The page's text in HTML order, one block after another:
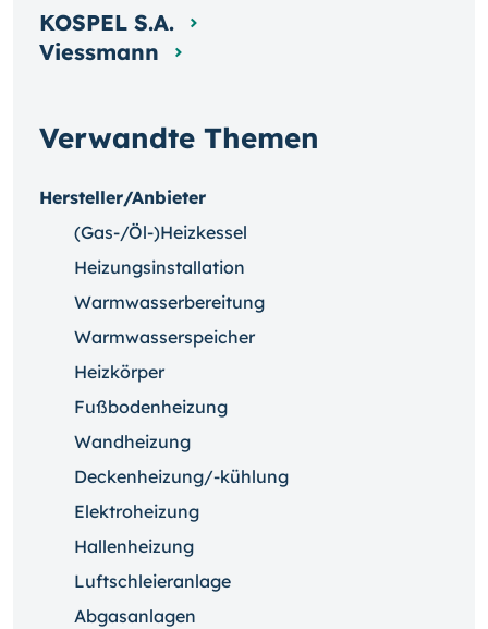
Verwandte Themen
Hersteller/Anbieter
(Gas-/Öl-)Heizkessel
Heizungsinstallation
Warmwasserbereitung
Warmwasserspeicher
Heizkörper
Fußbodenheizung
Wandheizung
Deckenheizung/-kühlung
Elektroheizung
Hallenheizung
Luftschleieranlage
Abgasanlagen
KOSPEL S.A.
Viessmann